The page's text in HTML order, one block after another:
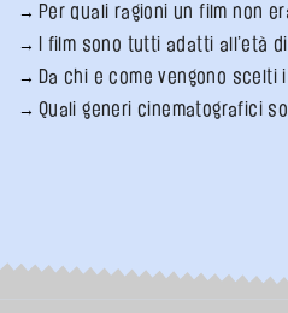
Per quali ragioni un film non
I film sono tutti adatti all’età
Da chi e come vengono scelti
Quali generi cinematografici